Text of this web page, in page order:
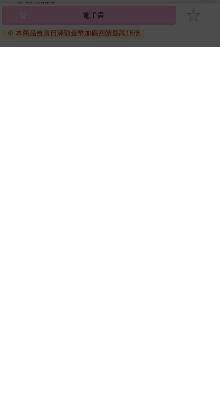
離線閱讀：
Android
安裝電子書APP後，請依照提示登入「會員中心」→「我
電子書
※ 本商品會員日滿額金幣加碼回饋最高15倍